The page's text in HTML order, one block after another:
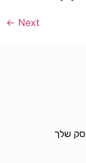
Next
←
שלך